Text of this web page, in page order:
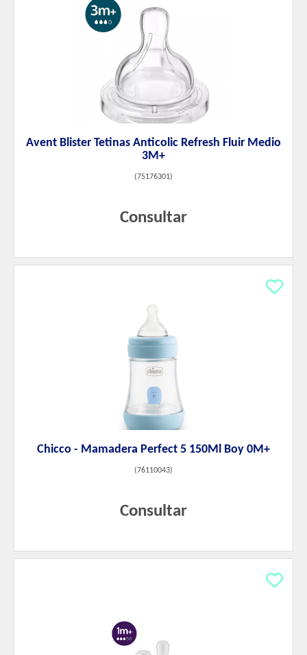
Avent Blister Tetinas Anticolic Refresh Fluir Medio
3M+
(75176301)
Consultar
Chicco - Mamadera Perfect 5 150Ml Boy 0M+
(76110043)
Consultar